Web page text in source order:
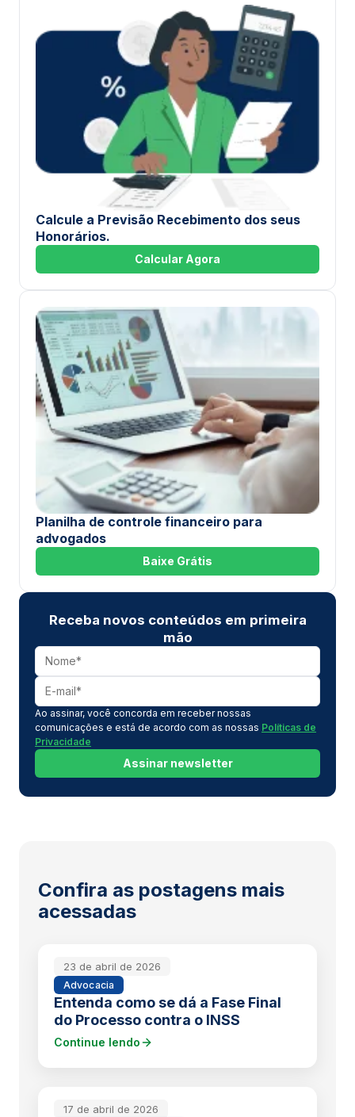
Calcule a Previsão Recebimento dos seus
Honorários.
Calcular Agora
Planilha de controle financeiro para
advogados
Baixe Grátis
Receba novos conteúdos em primeira
mão
Ao assinar, você concorda em receber nossas
comunicações e está de acordo com as nossas Políticas de
Privacidade
Assinar newsletter
Confira as postagens mais
acessadas
23 de abril de 2026
Advocacia
Entenda como se dá a Fase Final
do Processo contra o INSS
Continue lendo
17 de abril de 2026